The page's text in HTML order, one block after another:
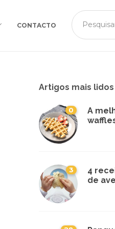
CONTACTO
Artigos mais lidos
0
A
3
4
de